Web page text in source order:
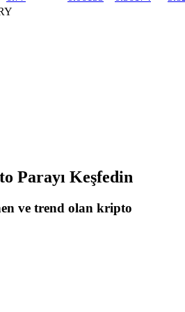
hizmeti
Parayı Keşfedin
ve trend olan kripto